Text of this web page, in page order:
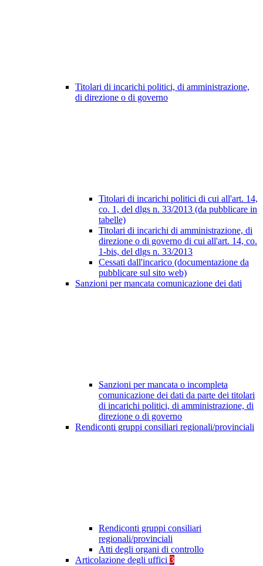
Titolari di incarichi politici, di amministrazione,
di direzione o di governo
Titolari di incarichi politici di cui all'art. 14,
co. 1, del dlgs n. 33/2013 (da pubblicare in
tabelle)
Titolari di incarichi di amministrazione, di
direzione o di governo di cui all'art. 14, co.
1-bis, del dlgs n. 33/2013
Cessati dall'incarico (documentazione da
pubblicare sul sito web)
Sanzioni per mancata comunicazione dei dati
Sanzioni per mancata o incompleta
comunicazione dei dati da parte dei titolari
di incarichi politici, di amministrazione, di
direzione o di governo
Rendiconti gruppi consiliari regionali/provinciali
Rendiconti gruppi consiliari
regionali/provinciali
Atti degli organi di controllo
Articolazione degli uffici 3